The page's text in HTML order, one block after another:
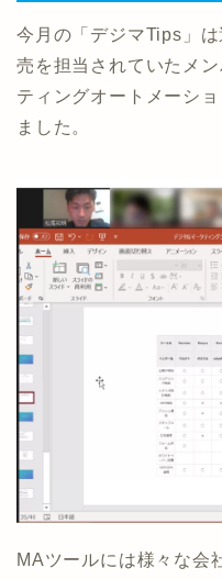
今月の「デジマTips」
売を担当されていたメ
ティングオートメーシ
ました。
MAツールには様々な会